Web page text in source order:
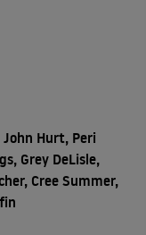
John Hurt, Peri
Grey DeLisle,
Cree Summer,